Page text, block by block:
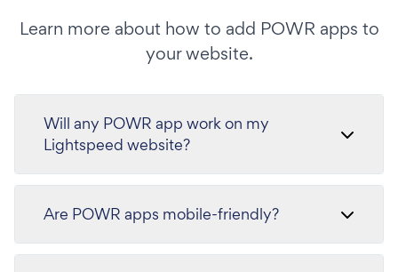
Learn more about how to add POWR apps to
your website.
Will any POWR app work on my
Lightspeed website?
Are POWR apps mobile-friendly?